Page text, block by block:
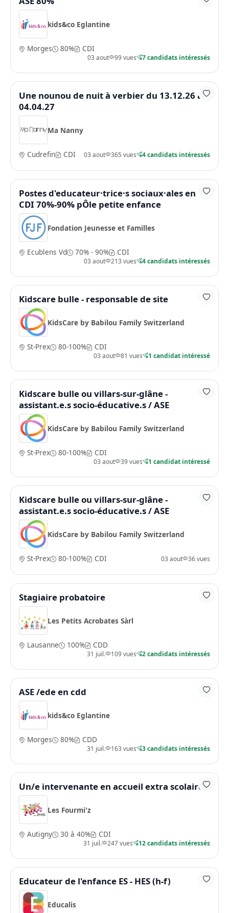
kids&co Eglantine
Morges 80% CDI
03 aout 99 vues 7 candidats intéressés
Une nounou de nuit à verbier du 13.12.26 au
04.04.27
Ma Nanny
Cudrefin CDI 03 aout 365 vues 4 candidats intéressés
Postes d'educateur·trice·s sociaux·ales en
CDI 70%-90% pÔle petite enfance
Fondation Jeunesse et Familles
Ecublens Vd 70% - 90% CDI
03 aout 213 vues 4 candidats intéressés
Kidscare bulle - responsable de site
KidsCare by Babilou Family Switzerland
St-Prex 80-100% CDI
03 aout 81 vues 1 candidat intéressé
Kidscare bulle ou villars-sur-glâne -
assistant.e.s socio-éducative.s / ASE
KidsCare by Babilou Family Switzerland
St-Prex 80-100% CDI
03 aout 39 vues 1 candidat intéressé
Kidscare bulle ou villars-sur-glâne -
assistant.e.s socio-éducative.s / ASE
KidsCare by Babilou Family Switzerland
St-Prex 80-100% CDI 03 aout 36 vues
Stagiaire probatoire
Les Petits Acrobates Sàrl
Lausanne 100% CDD
31 juil. 109 vues 2 candidats intéressés
ASE /ede en cdd
kids&co Eglantine
Morges 80% CDD
31 juil. 163 vues 3 candidats intéressés
Un/e intervenante en accueil extra scolaire
Les Fourmi'z
Autigny 30 à 40% CDI
31 juil. 247 vues 12 candidats intéressés
Educateur de l'enfance ES - HES (h-f)
Educalis